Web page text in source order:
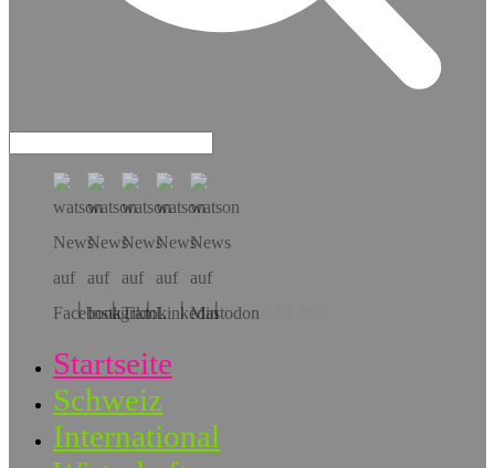
Hol dir die App!
Startseite
Schweiz
International